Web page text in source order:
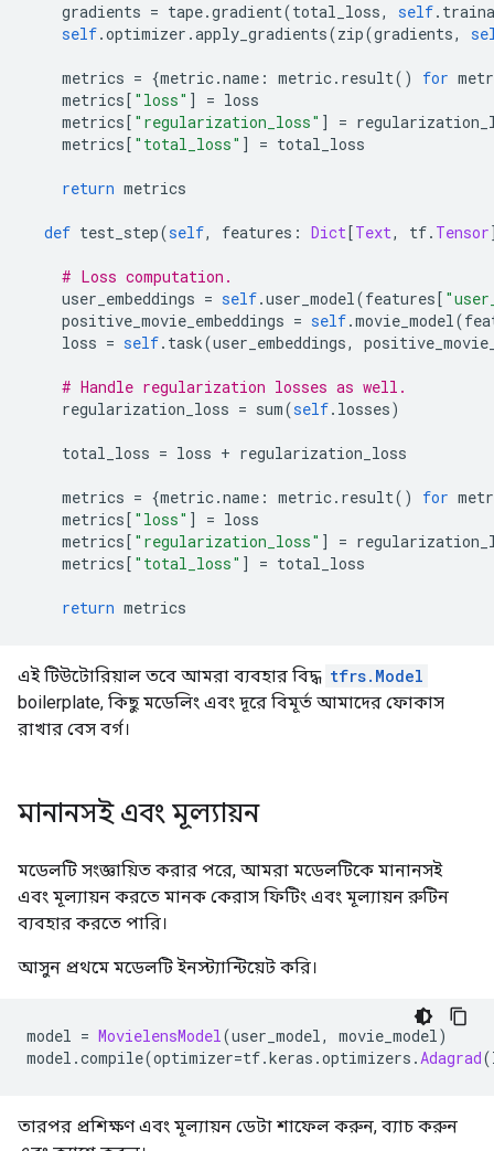
gradients = tape.gradient(total_loss, self.
self.optimizer .apply_gradients(zip(gradients,
metrics = {metric.name : metric. result() for
metrics[ "loss" ] = loss
metrics[ "regularization_loss" ] =
metrics[ "total_loss" ] = total_loss
return metrics
def test_step(self, features : Dict[Text, tf. Tensor
# Loss computation.
user_embeddings = self.user_model(features[
positive_movie_embeddings = self.movie_model(
loss = self. task(user_embeddings,
# Handle regularization losses as well.
regularization_loss = sum(self. losses)
total_loss = loss + regularization_loss
metrics = {metric.name : metric. result() for
metrics[ "loss" ] = loss
metrics[ "regularization_loss" ] =
metrics[ "total_loss" ] = total_loss
return metrics
এই টিউটোরিয়াল তবে আমরা ব্যবহার বিদ্ধ tfrs.Model
boilerplate, কিছু মডেলিং এবং দূরে বিমূর্ত আমাদের ফোকাস
রাখার বেস বর্গ।
মানানসই এবং মূল্যায়ন
মডেলটি সংজ্ঞায়িত করার পরে, আমরা মডেলটিকে মানানসই
এবং মূল্যায়ন করতে মানক কেরাস ফিটিং এবং মূল্যায়ন রুটিন
ব্যবহার করতে পারি।
আসুন প্রথমে মডেলটি ইনস্ট্যান্টিয়েট করি।
model = MovielensModel(user_model, movie_model)
model .compile(optimizer=tf.keras .optimizers .Adagrad(
তারপর প্রশিক্ষণ এবং মূল্যায়ন ডেটা শাফেল করুন, ব্যাচ করুন